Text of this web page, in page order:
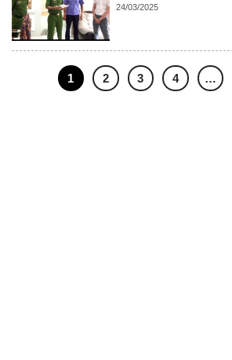
24/03/2025
1 2 3 4 …